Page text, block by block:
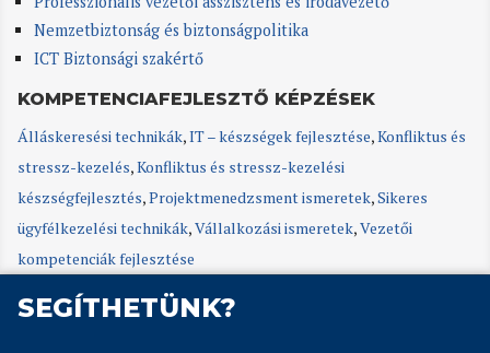
Nemzetbiztonság és biztonságpolitika
ICT Biztonsági szakértő
KOMPETENCIAFEJLESZTŐ KÉPZÉSEK
Álláskeresési technikák,IT – készségek fejlesztése,Konfliktus és
stressz-kezelés,Konfliktus és stressz-kezelési
készségfejlesztés,Projektmenedzsment ismeretek,Sikeres
ügyfélkezelési technikák,Vállalkozási ismeretek,Vezetői
kompetenciák fejlesztése
SEGÍTHETÜNK?